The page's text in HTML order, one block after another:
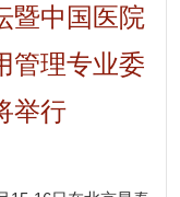
暨中国医院
管理专业委
举行